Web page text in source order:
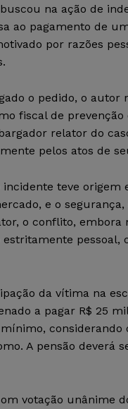
na ação de
ao pagamento de
por razões
o pedido, o
fiscal de
relator do
pelos atos de
teve
e o
o conflito,
da vítima na
a pagar R$ 25
A pensão deverá
votação unânime